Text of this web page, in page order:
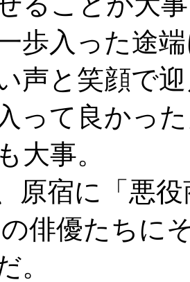
歩入った途
声と笑顔で
って良かっ
大事。
原宿に「悪
俳優たちに
。